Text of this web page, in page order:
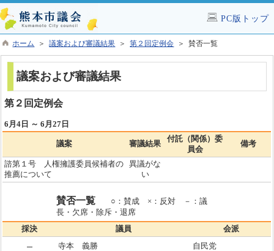
PC版トップ
ホーム ＞議案および審議結果 ＞第２回定例会 ＞ 賛否一覧
議案および審議結果
第２回定例会
6月4日 ～ 6月27日
議案 審議結果
付託（関係）委
員会
備考
諮第１号 人権擁護委員候補者の
推薦について
異議がな
い
賛否一覧
○：賛成 ×：反対 －：議
長・欠席・除斥・退席
採決 議員
会派
寺本 義勝
自民党